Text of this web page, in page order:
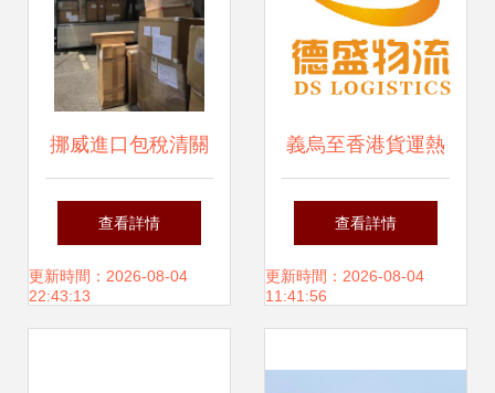
挪威進口包稅清關
代理費用全解析與
貨運代理選擇指南
查看詳情
更新時間：2026-08-04
22:43:13
義烏至香港貨運熱
賣促銷，專業貨運
代理助您暢享跨境
查看詳情
更新時間：2026-08-04
11:41:56